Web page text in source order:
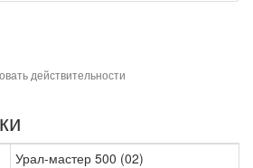
действительности
Урал-мастер 500 (02)